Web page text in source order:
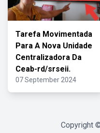
Tarefa Movimentada
Para A Nova Unidade
Centralizadora Da
Ceab-rd/srseii.
07 September 2024
Copyright